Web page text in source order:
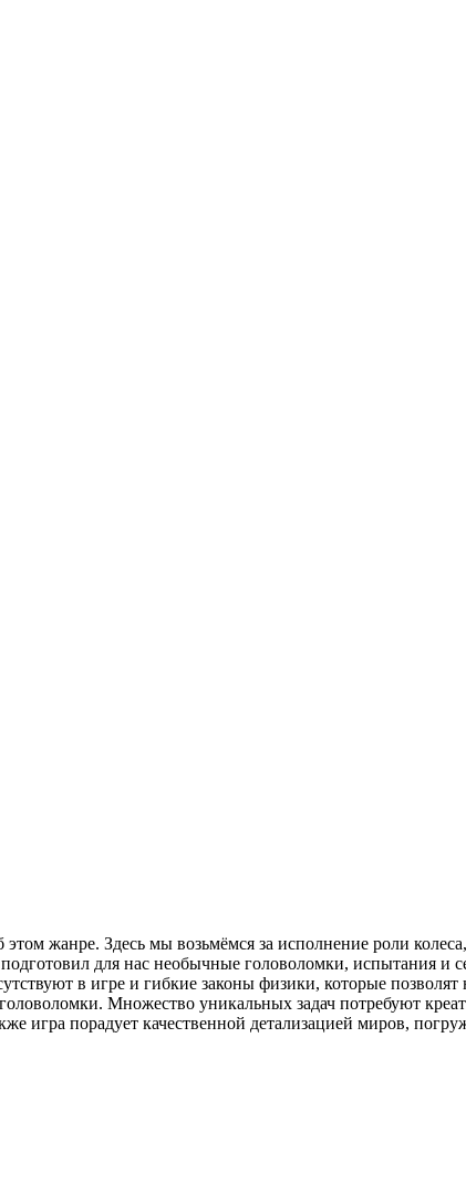
жанре. Здесь мы возьмёмся за исполнение роли
для нас необычные головоломки, испытания и
в игре и гибкие законы физики, которые позволят
Множество уникальных задач потребуют
игра порадует качественной детализацией миров,